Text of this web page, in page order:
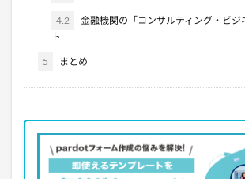
4.2
金融機関の「コンサルティング・ビジ
ト
5 まとめ